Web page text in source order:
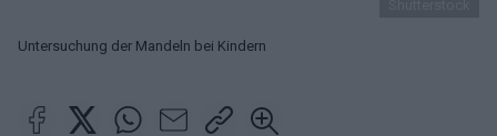
Untersuchung der Mandeln bei Kindern